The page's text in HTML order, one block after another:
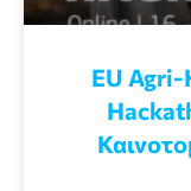
EU